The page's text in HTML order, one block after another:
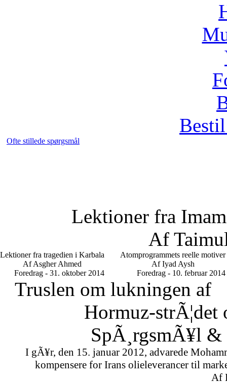
Ofte stillede spørgsmål
Lektioner fra
Af
Lektioner fra tragedien i Karbala
Af Asgher Ahmed
Foredrag - 31. oktober 2014
Atomprogrammets reelle motiver
Af Iyad Aysh
Foredrag - 10. februar 2014
Truslen om lukningen af
Hormuz-
SpÃ¸rgsmÃ¥l
I gÃ¥r, den 15. januar 2012, advarede
kompensere for Irans olieleverancer til
Af